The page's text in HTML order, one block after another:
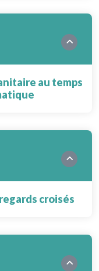
au temps
croisés